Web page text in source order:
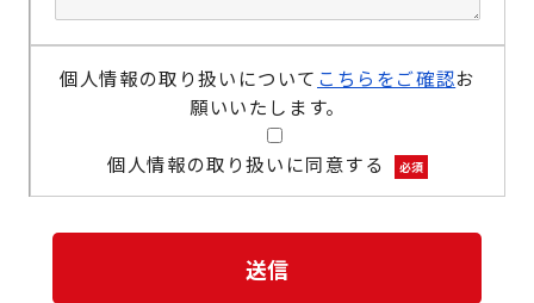
個人情報の取り扱いについて こちらをご確認お
願いいたします。
個人情報の取り扱いに同意する 必須